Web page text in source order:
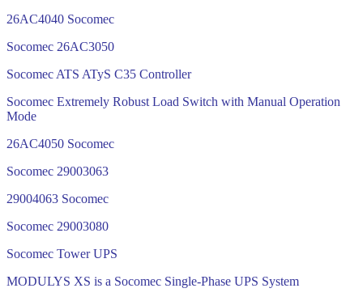
26AC4040 Socomec
Socomec 26AC3050
Socomec ATS ATyS C35 Controller
Socomec Extremely Robust Load Switch with Manual Operation
Mode
26AC4050 Socomec
Socomec 29003063
29004063 Socomec
Socomec 29003080
Socomec Tower UPS
MODULYS XS is a Socomec Single-Phase UPS System